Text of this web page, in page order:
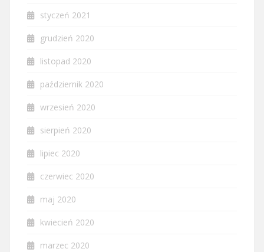
styczeń 2021
grudzień 2020
listopad 2020
październik 2020
wrzesień 2020
sierpień 2020
lipiec 2020
czerwiec 2020
maj 2020
kwiecień 2020
marzec 2020